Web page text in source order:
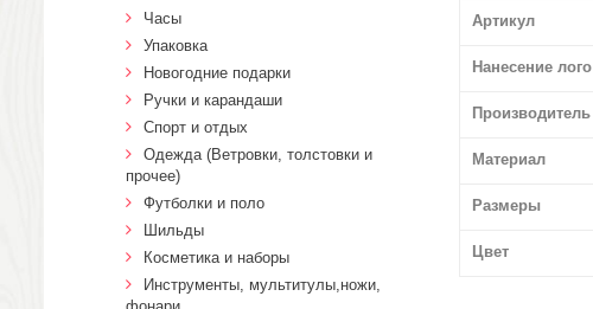
Артикул
Нанесение лого
Производитель
Материал
Размеры
Цвет
Часы
Упаковка
Новогодние подарки
Ручки и карандаши
Спорт и отдых
Одежда (Ветровки, толстовки и
прочее)
Футболки и поло
Шильды
Косметика и наборы
Инструменты, мультитулы,ножи,